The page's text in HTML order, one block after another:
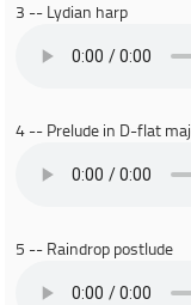
3 -- Lydian harp
4 -- Prelude in D-flat
5 -- Raindrop postlude